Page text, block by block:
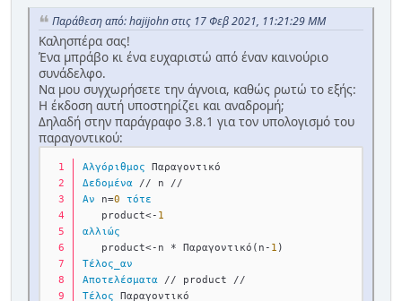
Παράθεση από: hajijohn στις 17 Φεβ 2021, 11:21:29 ΜΜ
Καλησπέρα σας!
Ένα μπράβο κι ένα ευχαριστώ από έναν καινούριο
συνάδελφο.
Να μου συγχωρήσετε την άγνοια, καθώς ρωτώ το εξής:
Η έκδοση αυτή υποστηρίζει και αναδρομή;
Δηλαδή στην παράγραφο 3.8.1 για τον υπολογισμό του
παραγοντικού:
Αλγόριθμος Παραγοντικό
Δεδομένα // n //
Αν n=0 τότε
product<- 1
αλλιώς
product<-n * Παραγοντικό(n- 1 )
Τέλος_αν
Αποτελέσματα // product //
Τέλος Παραγοντικό